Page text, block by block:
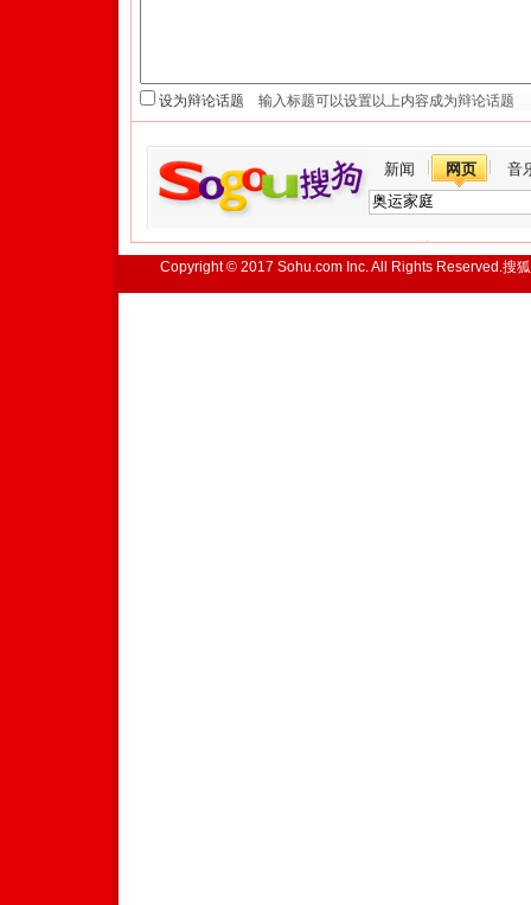
设为辩论话题
新闻 网页 音
Copyright © 2017 Sohu.com Inc. All Rights Reserved.搜